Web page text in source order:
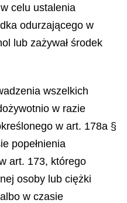
celu ustalenia
odurzającego w
lub zażywał środek
wszelkich
w razie
w art. 178a §
popełnienia
art. 173, którego
osoby lub ciężki
w czasie